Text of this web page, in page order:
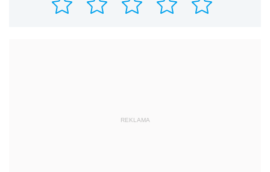
REKLAMA